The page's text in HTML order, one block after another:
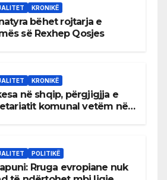
KRONIKË
bëhet rojtarja e
së Rexhep Qosjes
KRONIKË
në shqip, përgjigjja e
komunal vetëm në
POLITIKË
Rruga evropiane nuk